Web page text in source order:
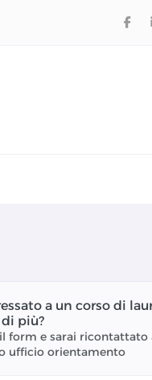
a un corso di
più?
form e sarai ricontattato
ufficio orientamento